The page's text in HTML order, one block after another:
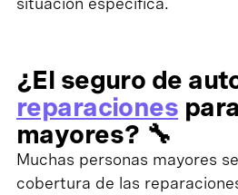
¿El seguro de
reparaciones
mayores? 🔧
Muchas personas mayores
cobertura de las